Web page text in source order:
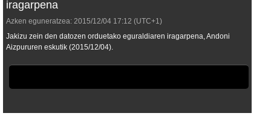
iragarpena
Azken eguneratzea: 2015/12/04 17:12 (UTC+1)
Jakizu zein den datozen orduetako eguraldiaren iragarpena, Andoni
Aizpururen eskutik (2015/12/04).